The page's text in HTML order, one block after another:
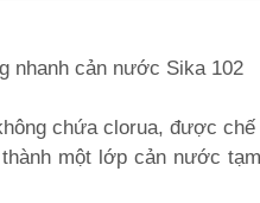
nhanh cản nước Sika 102
chứa clorua, được
một lớp cản nước